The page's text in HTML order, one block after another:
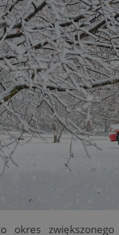
okres zwiększonego